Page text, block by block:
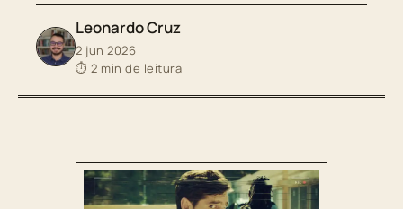
Leonardo Cruz
2 jun 2026
⏱ 2 min de leitura